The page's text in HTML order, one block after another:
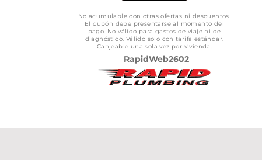
No acumulable con otras ofertas ni descuentos.
El cupón debe presentarse al momento del
pago. No válido para gastos de viaje ni de
diagnóstico. Válido solo con tarifa estándar.
Canjeable una sola vez por vivienda.
RapidWeb2602